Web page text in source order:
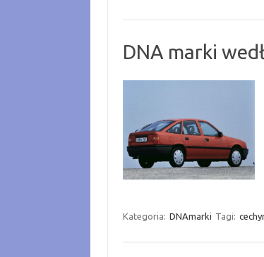
DNA marki
Kategoria: DNAmarki Tagi: